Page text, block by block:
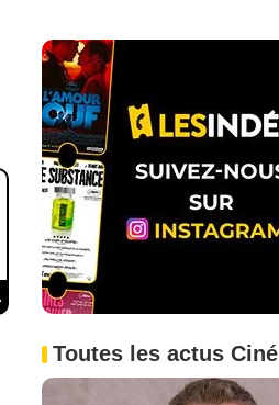
Toutes les actus Ciné